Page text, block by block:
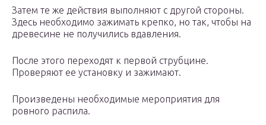
Затем те же действия выполняют с другой стороны.
Здесь необходимо зажимать крепко, но так, чтобы на
древесине не получились вдавления.
После этого переходят к первой струбцине.
Проверяют ее установку и зажимают.
Произведены необходимые мероприятия для
ровного распила.